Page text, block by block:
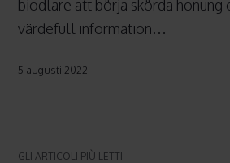
biodlare att börja skörda honung
värdefull information…
5 augusti 2022
GLI ARTICOLI PIÙ LETTI